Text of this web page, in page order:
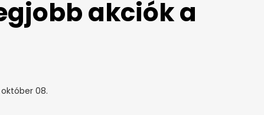
akciók a
08.